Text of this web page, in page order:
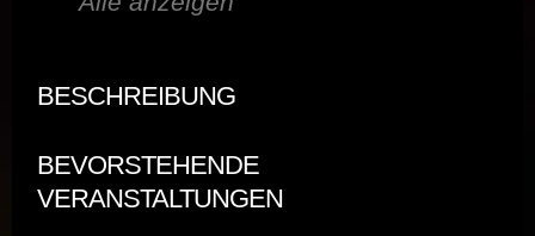
BESCHREIBUNG
BEVORSTEHENDE
VERANSTALTUNGEN